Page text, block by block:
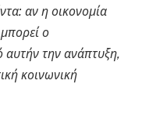
αν η οικονομία
ο
αυτήν την ανάπτυξη,
κοινωνική